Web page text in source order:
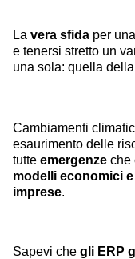
La vera sfida per
e tenersi stretto un
una sola: quella della
Cambiamenti
esaurimento delle
tutte emergenze che
modelli economici
imprese.
Sapevi che gli ERP